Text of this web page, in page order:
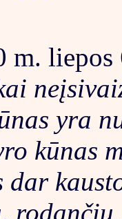
m.
yra
kūnas
dar